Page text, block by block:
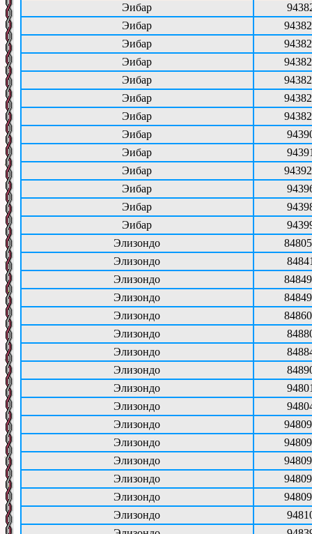
Эибар
Эибар
Эибар
Эибар
Эибар
Эибар
Эибар
Эибар
Эибар
Эибар
Эибар
Эибар
Эибар
Элизондо
Элизондо
Элизондо
Элизондо
Элизондо
Элизондо
Элизондо
Элизондо
Элизондо
Элизондо
Элизондо
Элизондо
Элизондо
Элизондо
Элизондо
Элизондо